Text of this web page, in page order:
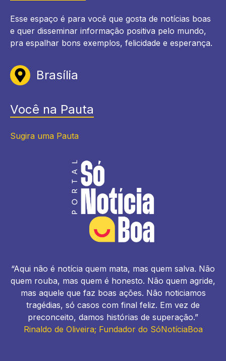
Esse espaço é para você que gosta de notícias boas
e quer disseminar informação positiva pelo mundo,
pra espalhar bons exemplos, felicidade e esperança.
Brasília
Você na Pauta
Sugira uma Pauta
“Aqui não é notícia quem mata, mas quem salva. Não
quem rouba, mas quem é honesto. Não quem agride,
mas aquele que faz boas ações. Não noticiamos
tragédias, só casos com final feliz. Em vez de
preconceito, damos histórias de superação.”
Rinaldo de Oliveira; Fundador do SóNotíciaBoa